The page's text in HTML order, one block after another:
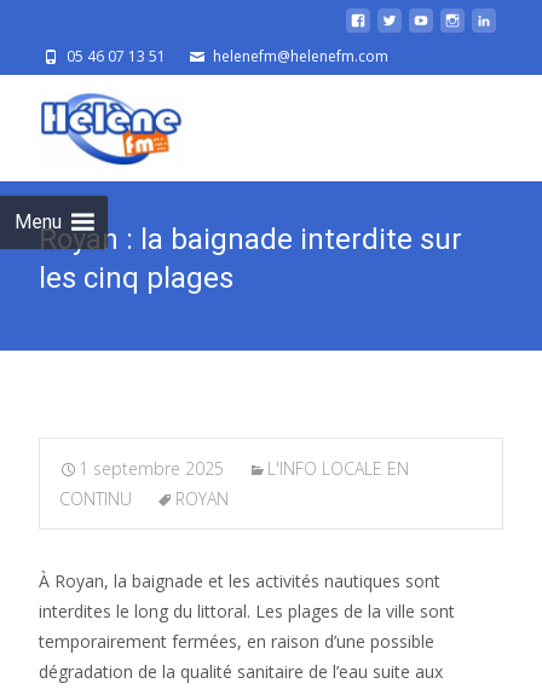
05 46 07 13 51 helenefm@helenefm.com
Menu
Royan : la baignade interdite sur
les cinq plages
1 septembre 2025
L'INFO LOCALE EN
CONTINU
ROYAN
À Royan, la baignade et les activités nautiques sont
interdites le long du littoral. Les plages de la ville sont
temporairement fermées, en raison d’une possible
dégradation de la qualité sanitaire de l’eau suite aux